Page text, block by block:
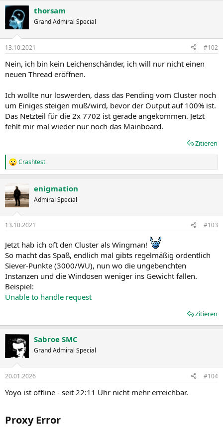
t
i
e
:
thorsam
Grand Admiral Special
13.10.2021 #102
Nein, ich bin kein Leichenschänder, ich will nur nicht einen
neuen Thread eröffnen.
Ich wollte nur loswerden, dass das Pending vom Cluster noch
um Einiges steigen muß/wird, bevor der Output auf 100% ist.
Das Netzteil für die 2x 7702 ist gerade angekommen. Jetzt
fehlt mir mal wieder nur noch das Mainboard.
Zitieren
R
e
t
i
e
:
Crashtest
enigmation
Admiral Special
13.10.2021 #103
Jetzt hab ich oft den Cluster als Wingman!
So macht das Spaß, endlich mal gibts regelmäßig ordentlich
Siever-Punkte (3000/WU), nun wo die ungebenchten
Instanzen und die Windosen weniger ins Gewicht fallen.
Beispiel:
Unable to handle request
Zitieren
Sabroe SMC
Grand Admiral Special
20.01.2026 #104
Yoyo ist offline - seit 22:11 Uhr nicht mehr erreichbar.
Proxy Error​